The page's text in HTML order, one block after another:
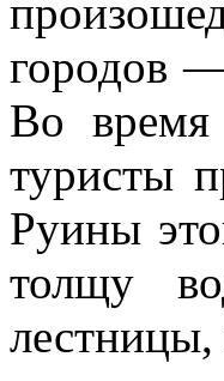
городов
Во время
туристы
Руины
толщу